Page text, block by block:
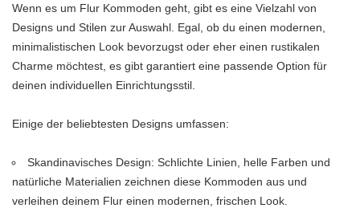
Wenn es um Flur Kommoden geht, gibt es eine Vielzahl von
Designs und Stilen zur Auswahl. Egal, ob du einen modernen,
minimalistischen Look bevorzugst oder eher einen rustikalen
Charme möchtest, es gibt garantiert eine passende Option für
deinen individuellen Einrichtungsstil.
Einige der beliebtesten Designs umfassen:
Skandinavisches Design: Schlichte Linien, helle Farben und
natürliche Materialien zeichnen diese Kommoden aus und
verleihen deinem Flur einen modernen, frischen Look.